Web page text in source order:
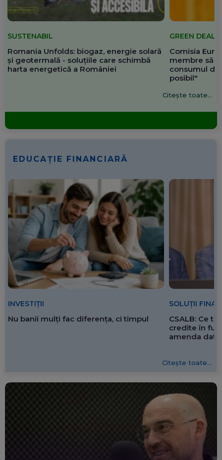
SUSTENABIL
Romania Unfolds: biogaz, energie solară
și geotermală - soluțiile care schimbă
harta energetică a României
GREEN DEAL
Comisia
membre să
consumul de
posibil"
Citește toate...
EDUCAȚIE FINANCIARĂ
INVESTIȚII
Nu banii mulți fac diferența, ci timpul
SOLUȚII
CSALB: Ce
credite în
amenda
Citește toate...